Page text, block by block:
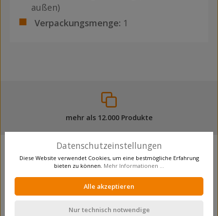
außen)
Verpackungsmenge: 1
mehr als 12.000 Produkte
Unternehmen
Zertifizierung
Datenschutzeinstellungen
Diese Website verwendet Cookies, um eine bestmögliche Erfahrung
bieten zu können. Mehr Informationen ...
Alle akzeptieren
Nur technisch notwendige